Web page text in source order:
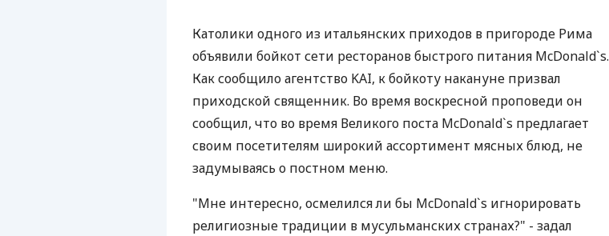
КЕШБЭКА
Католики одного из итальянских приходов в пригороде Рима
объявили бойкот сети ресторанов быстрого питания McDonald`s.
Как сообщило агентство KAI, к бойкоту накануне призвал
приходской священник. Во время воскресной проповеди он
сообщил, что во время Великого поста McDonald`s предлагает
своим посетителям широкий ассортимент мясных блюд, не
задумываясь о постном меню.
"Мне интересно, осмелился ли бы McDonald`s игнорировать
религиозные традиции в мусульманских странах?" - задал